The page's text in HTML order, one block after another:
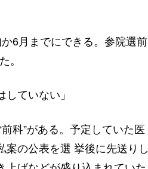
6月までにできる。参院選前
。
ていない」
科”がある。予定していた医
案の公表を選 挙後に先送りし